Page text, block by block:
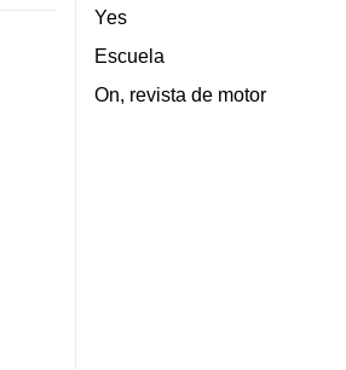
Yes
Escuela
On, revista de motor